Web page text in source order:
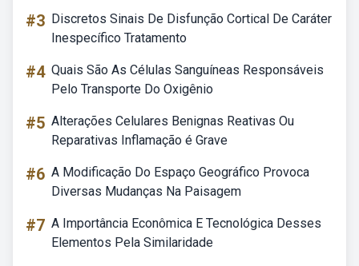
#3 Discretos Sinais De Disfunção Cortical De Caráter
Inespecífico Tratamento
#4 Quais São As Células Sanguíneas Responsáveis
Pelo Transporte Do Oxigênio
#5 Alterações Celulares Benignas Reativas Ou
Reparativas Inflamação é Grave
#6 A Modificação Do Espaço Geográfico Provoca
Diversas Mudanças Na Paisagem
#7 A Importância Econômica E Tecnológica Desses
Elementos Pela Similaridade